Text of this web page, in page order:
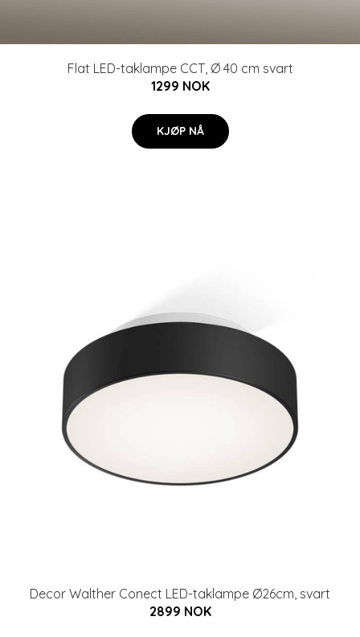
Flat LED-taklampe CCT, Ø 40 cm svart
1299 NOK
KJØP NÅ
Decor Walther Conect LED-taklampe Ø26cm, svart
2899 NOK